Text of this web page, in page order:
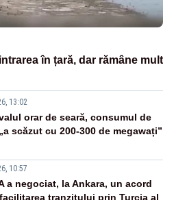
în țară, dar rămâne mult
13:02
orar de seară, consumul de
scăzut cu 200-300 de megawați”
10:57
a negociat, la Ankara, un acord
tranzitului prin Turcia al